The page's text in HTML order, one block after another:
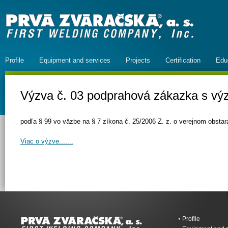
Profile Equipment and services Projects Certification
Výzva č. 03 podprahová zákazka s
podľa § 99 vo väzbe na § 7 zíkona č. 25/2006 Z. z. o verejnom
Viac o výzve.......
Profile